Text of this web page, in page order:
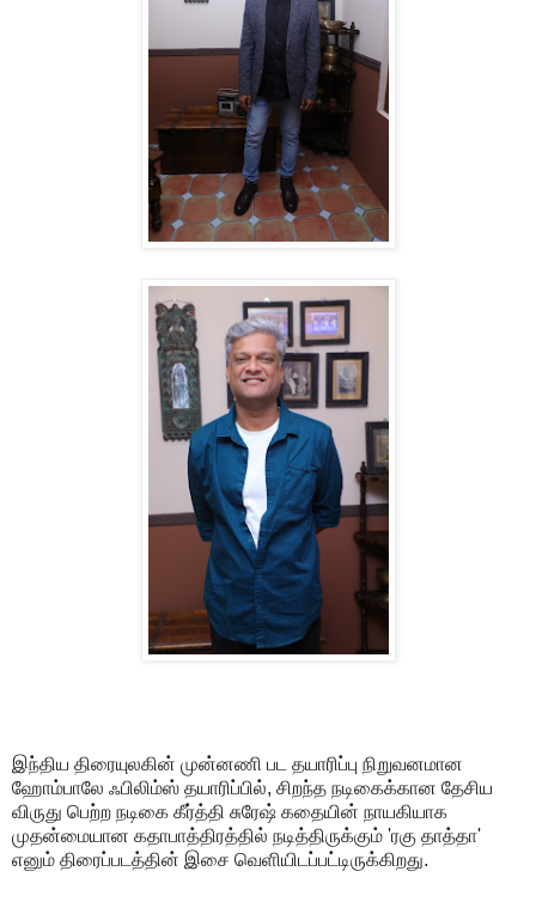
இந்திய திரையுலகின் முன்னணி பட தயாரிப்பு நிறுவனமான
ஹோம்பாலே ஃபிலிம்ஸ் தயாரிப்பில், சிறந்த நடிகைக்கான தேசிய
விருது பெற்ற நடிகை கீர்த்தி சுரேஷ் கதையின் நாயகியாக
முதன்மையான கதாபாத்திரத்தில் நடித்திருக்கும் 'ரகு தாத்தா'
எனும் திரைப்படத்தின் இசை வெளியிடப்பட்டிருக்கிறது.‌